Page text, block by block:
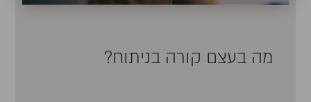
מה בעצם קורה בניתוח?